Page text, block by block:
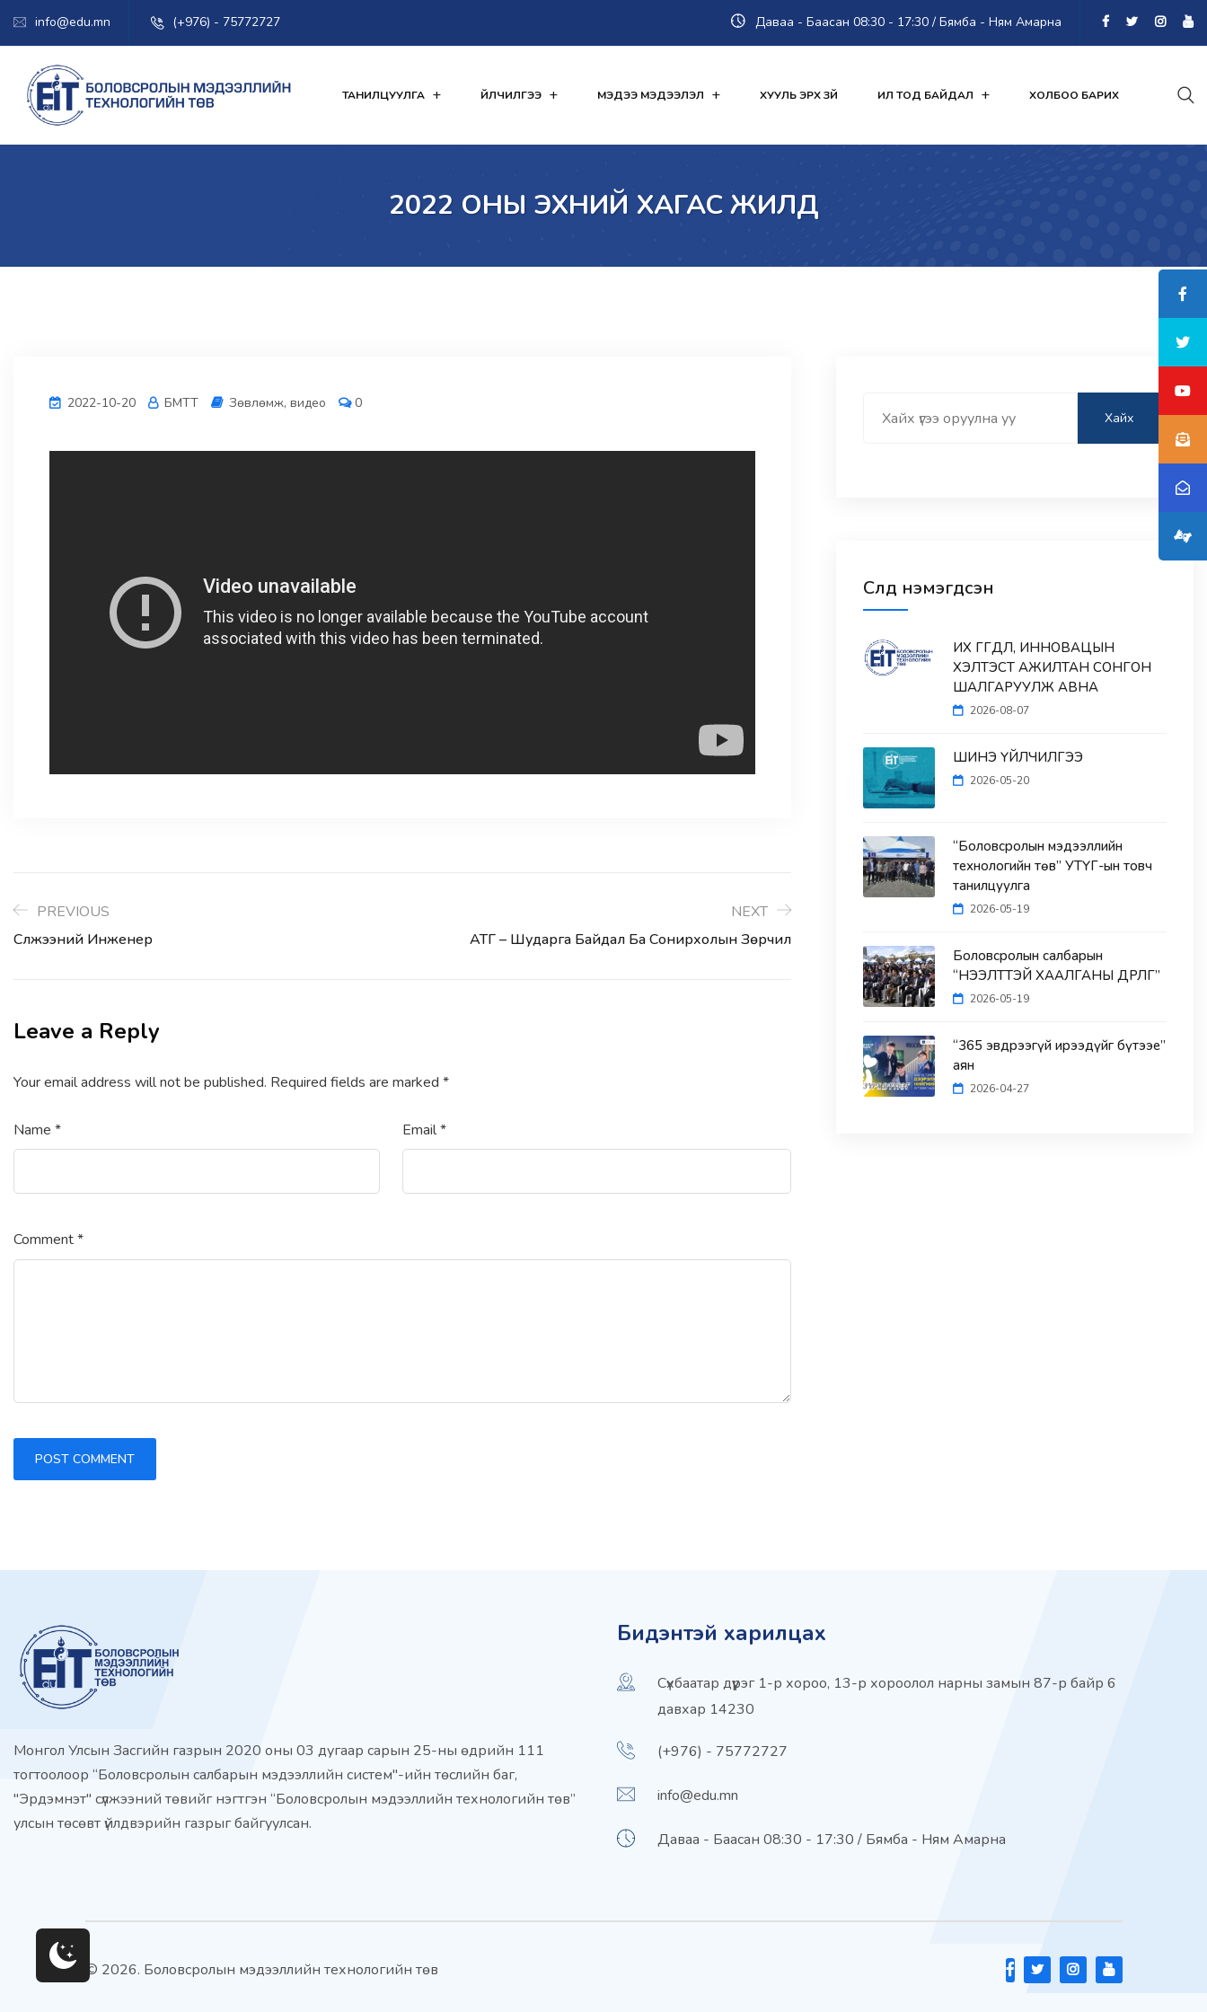
info@edu.mn (+976) - 75772727 Даваа - Баасан 08:30 - 17:30 / Бямба - Ням Амарна
ТАНИЛЦУУЛГА ҮЙЛЧИЛГЭЭ МЭДЭЭ МЭДЭЭЛЭЛ ХУУЛЬ ЭРХ ЗҮЙ ИЛ ТОД БАЙДАЛ ХОЛБОО БАРИХ
2022 ОНЫ ЭХНИЙ ХАГАС ЖИЛД
2022-10-20 БМТТ Зөвлөмж, видео 0
PREVIOUS
Сүлжээний Инженер
NEXT
АТГ – Шударга Байдал Ба Сонирхолын Зөрчил
Leave a Reply
Your email address will not be published. Required fields are marked *
Name * Email*
Comment*
Хайх
Сүүлд нэмэгдсэн
ИХ ӨГӨГДӨЛ, ИННОВАЦЫН
ХЭЛТЭСТ АЖИЛТАН СОНГОН
ШАЛГАРУУЛЖ АВНА
2026-08-07
ШИНЭ ҮЙЛЧИЛГЭЭ
2026-05-20
“Боловсролын мэдээллийн
технологийн төв” УТҮГ-ын товч
танилцуулга
2026-05-19
Боловсролын салбарын
“НЭЭЛТТЭЙ ХААЛГАНЫ ӨДӨРЛӨГ”
2026-05-19
“365 эвдрээгүй ирээдүйг бүтээе”
аян
2026-04-27
Монгол Улсын Засгийн газрын 2020 оны 03 дугаар сарын 25-ны өдрийн 111
тогтоолоор “Боловсролын салбарын мэдээллийн систем"-ийн төслийн баг,
"Эрдэмнэт" сүлжээний төвийг нэгтгэн “Боловсролын мэдээллийн технологийн төв”
улсын төсөвт үйлдвэрийн газрыг байгуулсан.
Бидэнтэй харилцах
Сүхбаатар дүүрэг 1-р хороо, 13-р хороолол нарны замын 87-р байр 6
давхар 14230
(+976) - 75772727
info@edu.mn
Даваа - Баасан 08:30 - 17:30 / Бямба - Ням Амарна
© 2026. Боловсролын мэдээллийн технологийн төв